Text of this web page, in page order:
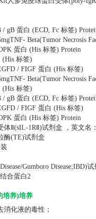
/ gB 蛋白 (ECD, Fc 标签)
Beta(Tumor Necrosis
蛋白 (His 标签) Protein
(His 标签)
/ FIGF 蛋白 (His 标签)
Beta(Tumor Necrosis
(His 标签)
/ gB 蛋白 (ECD, Fc 标签)
/ FIGF 蛋白 (His 标签)
蛋白 (His 标签) Protein
Ⅱ (sIL-1RⅡ )试剂盒 ，英文名
酶(TE)试剂盒
Gumboro Disease;IBD)试
合蛋白2
培养)培养
化液的毒性；